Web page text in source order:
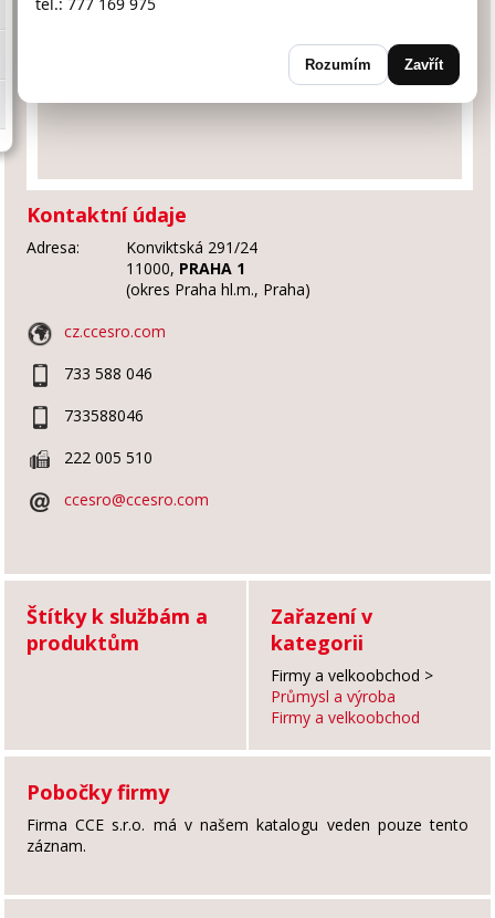
Kontaktní údaje
Adresa:
Konviktská 291/24
11000, PRAHA 1
(okres Praha hl.m., Praha)
cz.ccesro.com
733 588 046
733588046
222 005 510
ccesro@ccesro.com
Štítky k službám a
produktům
Zařazení v
kategorii
Firmy a velkoobchod >
Průmysl a výroba
Firmy a velkoobchod
Pobočky firmy
Firma CCE s.r.o. má v našem katalogu veden pouze tento
záznam.
Rozumím Zavřít